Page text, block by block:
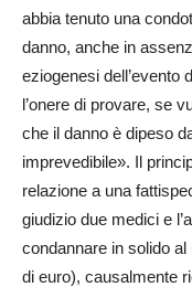
abbia tenuto una
danno, anche in
eziogenesi dell’evento
l’onere di provare, se
che il danno è dipeso
imprevedibile». Il
relazione a una
giudizio due medici e
condannare in solido
di euro), causalmente